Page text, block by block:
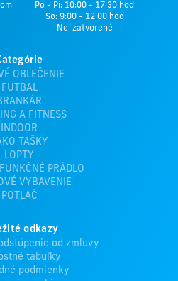
Po - Pi: 10:00 - 17:30 hod
So: 9:00 - 12:00 hod
Ne: zatvorené
OBLEČENIE
FUTBAL
A FITNESS
INDOOR
TAŠKY
LOPTY
PRÁDLO
VYBAVENIE
POTLAČ
odkazy
od zmluvy
tabuľky
podmienky